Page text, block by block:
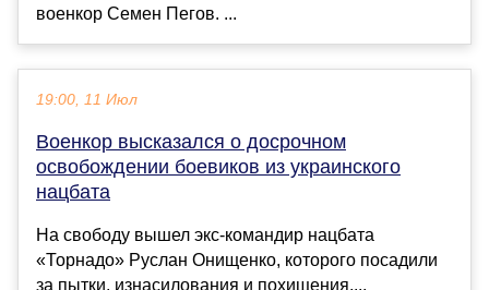
военкор Семен Пегов. ...
19:00, 11 Июл
Военкор высказался о досрочном
освобождении боевиков из украинского
нацбата
На свободу вышел экс-командир нацбата
«Торнадо» Руслан Онищенко, которого посадили
за пытки, изнасилования и похищения....